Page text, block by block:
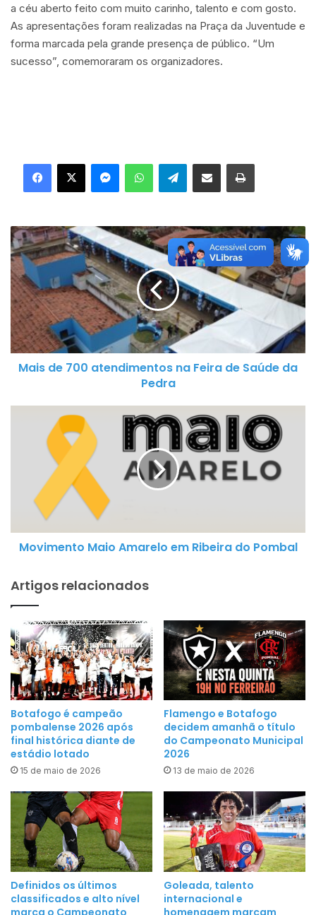
a céu aberto feito com muito carinho, talento e com gosto.
As apresentações foram realizadas na Praça da Juventude e
forma marcada pela grande presença de público. “Um
sucesso”, comemoraram os organizadores.
X WhatsApp Telegram
M
a
i
s
d
e
7
0
t
n
a
e
i
r
a
d
e
S
a
ú
d
d
a
P
e
d
Mais de 700 atendimentos na Feira de Saúde da
Pedra
t
a
A
m
a
r
e
l
o
e
m
b
e
i
r
a
d
Movimento Maio Amarelo em Ribeira do Pombal
Artigos relacionados
Botafogo é campeão
pombalense 2026 após
final histórica diante de
estádio lotado
15 de maio de 2026
Flamengo e Botafogo
decidem amanhã o título
do Campeonato Municipal
2026
13 de maio de 2026
Definidos os últimos
classificados e alto nível
marca o Campeonato
Goleada, talento
internacional e
homenagem marcam